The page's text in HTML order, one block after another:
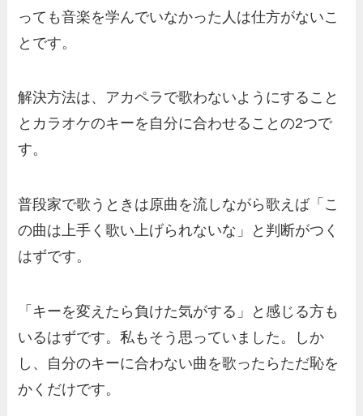
っても音楽を学んでいなかった人は仕方がないこ
とです。
解決方法は、アカペラで歌わないようにすること
とカラオケのキーを自分に合わせることの2つで
す。
普段家で歌うときは原曲を流しながら歌えば「こ
の曲は上手く歌い上げられないな」と判断がつく
はずです。
「キーを変えたら負けた気がする」と感じる方も
いるはずです。私もそう思っていました。しか
し、自分のキーに合わない曲を歌ったらただ恥を
かくだけです。